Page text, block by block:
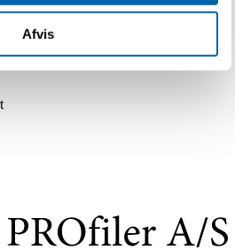
Afvis